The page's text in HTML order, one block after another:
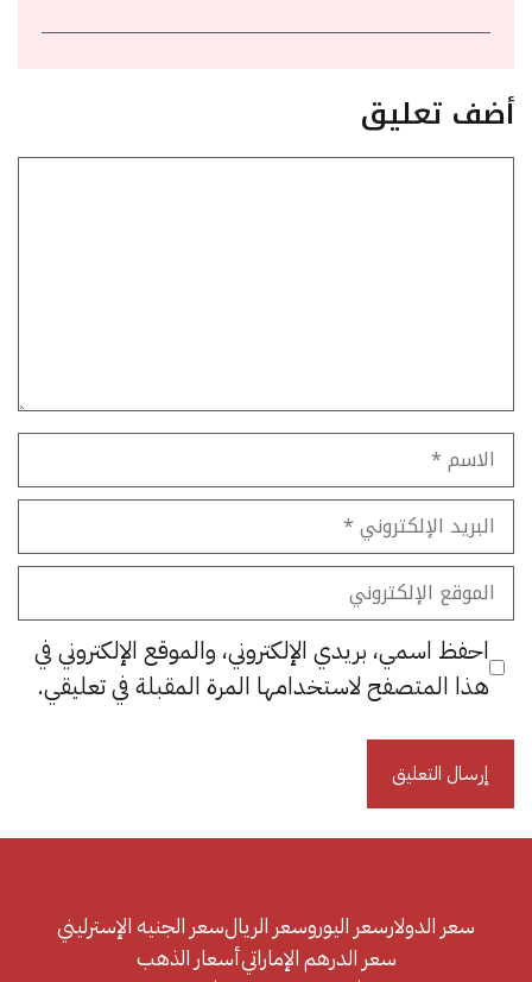
أضف تعليق
الاسم
البريد
الإلكتروني
الموقع
الإلكتروني
احفظ اسمي، بريدي الإلكتروني، والموقع الإلكتروني في
هذا المتصفح لاستخدامها المرة المقبلة في تعليقي.
سعر الدولارسعر اليوروسعر الريالسعر الجنيه الإسترليني
سعر الدرهم الإماراتيأسعار الذهب